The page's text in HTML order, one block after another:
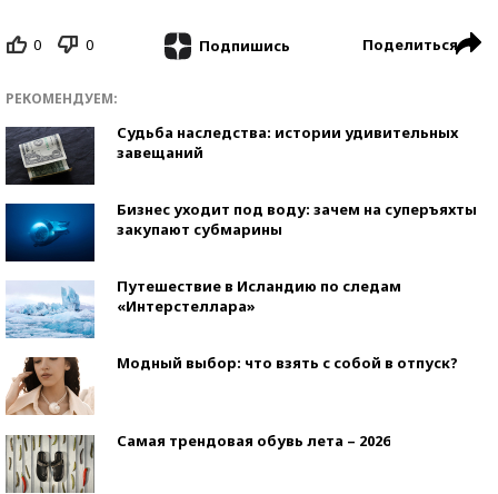
0 0 Подпишись Поделиться
РЕКОМЕНДУЕМ:
Судьба наследства: истории удивительных
завещаний
Бизнес уходит под воду: зачем на суперъяхты
закупают субмарины
Путешествие в Исландию по следам
«Интерстеллара»
Модный выбор: что взять с собой в отпуск?
Самая трендовая обувь лета – 2026